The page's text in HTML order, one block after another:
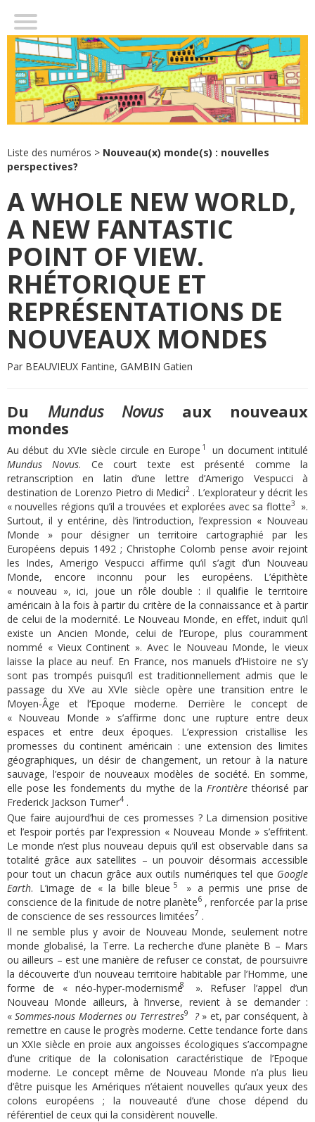
Liste des numéros > Nouveau(x) monde(s) : nouvelles
perspectives?
A WHOLE NEW WORLD,
A NEW FANTASTIC
POINT OF VIEW.
RHÉTORIQUE ET
REPRÉSENTATIONS DE
NOUVEAUX MONDES
Par BEAUVIEUX Fantine, GAMBIN Gatien
Du Mundus Novusaux nouveaux
mondes
Au début du XVIe siècle circule en Europe1
un document intitulé
Mundus Novus. Ce court texte est présenté comme la
retranscription en latin d’une lettre d’Amerigo Vespucci à
destination de Lorenzo Pietro di Medici2 . L’explorateur y décrit les
« nouvelles régions qu’il a trouvées et explorées avec sa flotte3
».
Surtout, il y entérine, dès l’introduction, l’expression « Nouveau
Monde » pour désigner un territoire cartographié par les
Européens depuis 1492 ; Christophe Colomb pense avoir rejoint
les Indes, Amerigo Vespucci affirme qu’il s’agit d’un Nouveau
Monde, encore inconnu pour les européens. L’épithète
« nouveau », ici, joue un rôle double : il qualifie le territoire
américain à la fois à partir du critère de la connaissance et à partir
de celui de la modernité. Le Nouveau Monde, en effet, induit qu’il
existe un Ancien Monde, celui de l’Europe, plus couramment
nommé « Vieux Continent ». Avec le Nouveau Monde, le vieux
laisse la place au neuf. En France, nos manuels d’Histoire ne s’y
sont pas trompés puisqu’il est traditionnellement admis que le
passage du XVe au XVIe siècle opère une transition entre le
Moyen-Âge et l’Epoque moderne. Derrière le concept de
« Nouveau Monde » s’affirme donc une rupture entre deux
espaces et entre deux époques. L’expression cristallise les
promesses du continent américain : une extension des limites
géographiques, un désir de changement, un retour à la nature
sauvage, l’espoir de nouveaux modèles de société. En somme,
elle pose les fondements du mythe de la Frontièrethéorisé par
Frederick Jackson Turner4 .
Que faire aujourd’hui de ces promesses ? La dimension positive
et l’espoir portés par l’expression « Nouveau Monde » s’effritent.
Le monde n’est plus nouveau depuis qu’il est observable dans sa
totalité grâce aux satellites – un pouvoir désormais accessible
pour tout un chacun grâce aux outils numériques tel que Google
Earth. L’image de « la bille bleue5
» a permis une prise de
conscience de la finitude de notre planète6 , renforcée par la prise
de conscience de ses ressources limitées7 .
Il ne semble plus y avoir de Nouveau Monde, seulement notre
monde globalisé, la Terre. La recherche d’une planète B – Mars
ou ailleurs – est une manière de refuser ce constat, de poursuivre
la découverte d’un nouveau territoire habitable par l’Homme, une
forme de « néo-hyper-modernisme8
». Refuser l’appel d’un
Nouveau Monde ailleurs, à l’inverse, revient à se demander :
«Sommes-nous Modernes ou Terrestres9 ?» et, par conséquent, à
remettre en cause le progrès moderne. Cette tendance forte dans
un XXIe siècle en proie aux angoisses écologiques s’accompagne
d’une critique de la colonisation caractéristique de l’Epoque
moderne. Le concept même de Nouveau Monde n’a plus lieu
d’être puisque les Amériques n’étaient nouvelles qu’aux yeux des
colons européens ; la nouveauté d’une chose dépend du
référentiel de ceux qui la considèrent nouvelle.
DUMUNDUS NOVUSAUX NOUVEAUX MONDES
NOUVEAUX MONDES : NOUVELLES PERSPECTIVES ?
PRÉSENTATION DU NUMÉRO